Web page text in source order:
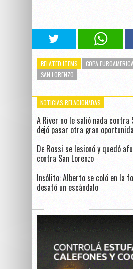
RELATED ITEMS COPA
SAN LORENZO
NOTICIAS RELACIONADAS
A River no le salió nada contra
dejó pasar otra gran
De Rossi se lesionó y quedó
contra San Lorenzo
Insólito: Alberto se coló en la
desató un escándalo